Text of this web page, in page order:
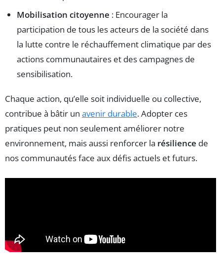
Mobilisation citoyenne : Encourager la
participation de tous les acteurs de la société dans
la lutte contre le réchauffement climatique par des
actions communautaires et des campagnes de
sensibilisation.
Chaque action, qu’elle soit individuelle ou collective,
contribue à bâtir un avenir durable. Adopter ces
pratiques peut non seulement améliorer notre
environnement, mais aussi renforcer la résilience de
nos communautés face aux défis actuels et futurs.